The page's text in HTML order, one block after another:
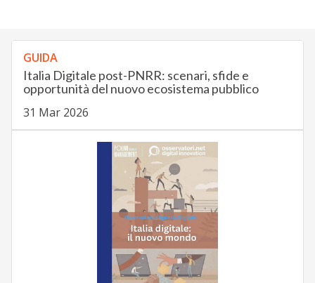
GUIDA
Italia Digitale post-PNRR: scenari, sfide e
opportunità del nuovo ecosistema pubblico
31 Mar 2026